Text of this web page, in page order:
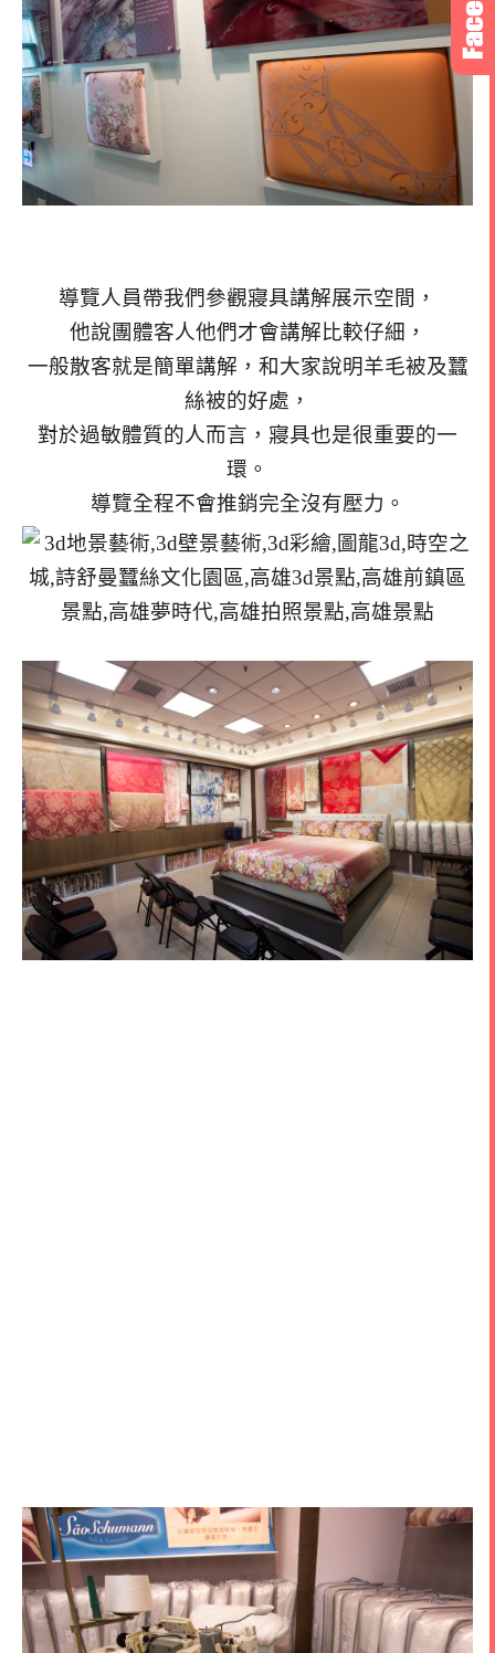
導覽人員帶我們參觀寢具講解展示空間，
他說團體客人他們才會講解比較仔細，
一般散客就是簡單講解，和大家說明羊毛被及蠶
絲被的好處，
對於過敏體質的人而言，寢具也是很重要的一
環。
導覽全程不會推銷完全沒有壓力。